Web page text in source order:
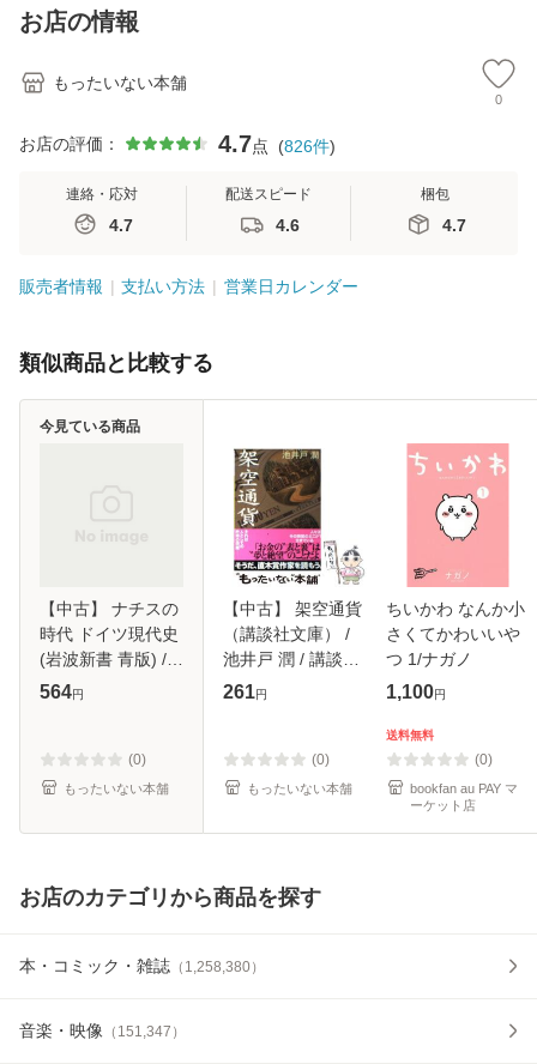
恵 藤本幸三 / 南江
堂 [単行
お店の情報
もったいない本舗
0
お店の評価： 4.7点 (826件)
連絡・応対
4.7
配送スピード
4.6
梱包
4.7
販売者情報 支払い方法 営業日カレンダー
類似商品と比較する
【中古】 ナチスの
時代 ドイツ現代史
(岩波新書 青版) /
ヘルマン･マウ、ヘ
[新書]【メール便送
料
564円
(0)
もったいない本舗
今見ている商品
【中古】 架空通貨
（講談社文庫） /
池井戸 潤 / 講談社
[文庫]【メール便送
261円
(0)
もったいない本舗
ちいかわ なんか小
さくてかわいいや
つ 1/ナガノ
1,100円
送料無料
(0)
bookfan au PAY マ
ーケット店
お店のカテゴリから商品を探す
本・コミック・雑誌 （ 1,258,380）
音楽・映像 （ 151,347 ）